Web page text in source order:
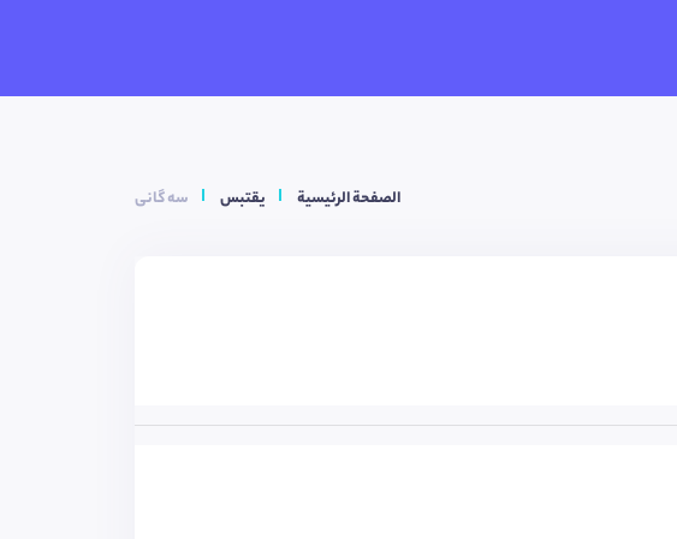
الصفحة الرئيسية يقتبس سه گانی